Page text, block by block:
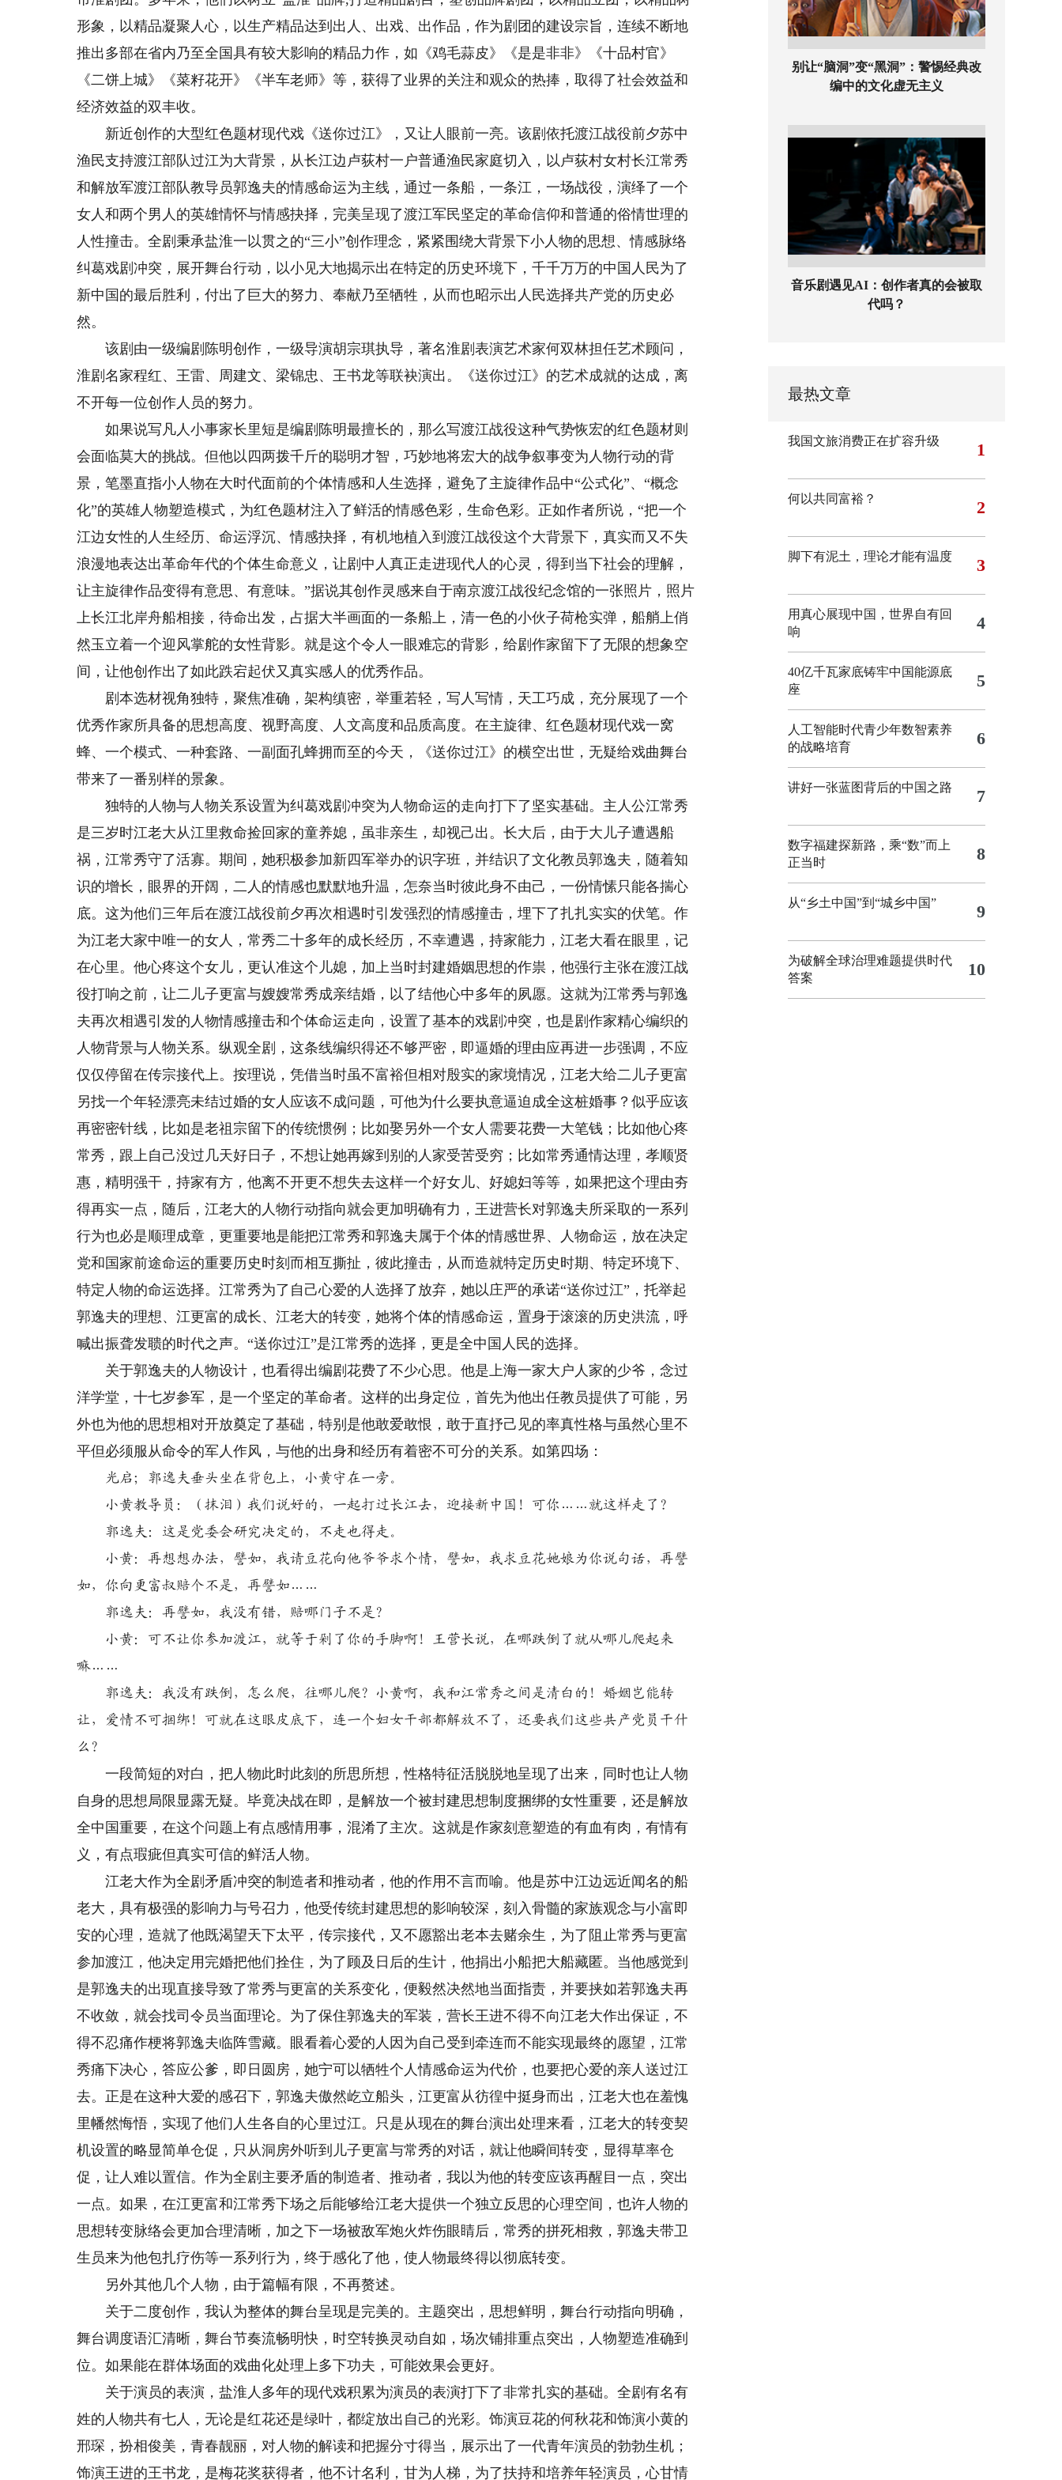
形象，以精品凝聚人心，以生产精品达到出人、出戏、出作品，作为剧团的建设宗旨，连续不断地
推出多部在省内乃至全国具有较大影响的精品力作，如《鸡毛蒜皮》《是是非非》《十品村官》
《二饼上城》《菜籽花开》《半车老师》等，获得了业界的关注和观众的热捧，取得了社会效益和
经济效益的双丰收。
新近创作的大型红色题材现代戏《送你过江》，又让人眼前一亮。该剧依托渡江战役前夕苏中
渔民支持渡江部队过江为大背景，从长江边卢荻村一户普通渔民家庭切入，以卢荻村女村长江常秀
和解放军渡江部队教导员郭逸夫的情感命运为主线，通过一条船，一条江，一场战役，演绎了一个
女人和两个男人的英雄情怀与情感抉择，完美呈现了渡江军民坚定的革命信仰和普通的俗情世理的
人性撞击。全剧秉承盐淮一以贯之的“三小”创作理念，紧紧围绕大背景下小人物的思想、情感脉络
纠葛戏剧冲突，展开舞台行动，以小见大地揭示出在特定的历史环境下，千千万万的中国人民为了
新中国的最后胜利，付出了巨大的努力、奉献乃至牺牲，从而也昭示出人民选择共产党的历史必
然。
该剧由一级编剧陈明创作，一级导演胡宗琪执导，著名淮剧表演艺术家何双林担任艺术顾问，
淮剧名家程红、王雷、周建文、梁锦忠、王书龙等联袂演出。《送你过江》的艺术成就的达成，离
不开每一位创作人员的努力。
如果说写凡人小事家长里短是编剧陈明最擅长的，那么写渡江战役这种气势恢宏的红色题材则
会面临莫大的挑战。但他以四两拨千斤的聪明才智，巧妙地将宏大的战争叙事变为人物行动的背
景，笔墨直指小人物在大时代面前的个体情感和人生选择，避免了主旋律作品中“公式化”、“概念
化”的英雄人物塑造模式，为红色题材注入了鲜活的情感色彩，生命色彩。正如作者所说，“把一个
江边女性的人生经历、命运浮沉、情感抉择，有机地植入到渡江战役这个大背景下，真实而又不失
浪漫地表达出革命年代的个体生命意义，让剧中人真正走进现代人的心灵，得到当下社会的理解，
让主旋律作品变得有意思、有意味。”据说其创作灵感来自于南京渡江战役纪念馆的一张照片，照片
上长江北岸舟船相接，待命出发，占据大半画面的一条船上，清一色的小伙子荷枪实弹，船艄上俏
然玉立着一个迎风掌舵的女性背影。就是这个令人一眼难忘的背影，给剧作家留下了无限的想象空
间，让他创作出了如此跌宕起伏又真实感人的优秀作品。
剧本选材视角独特，聚焦准确，架构缜密，举重若轻，写人写情，天工巧成，充分展现了一个
优秀作家所具备的思想高度、视野高度、人文高度和品质高度。在主旋律、红色题材现代戏一窝
蜂、一个模式、一种套路、一副面孔蜂拥而至的今天，《送你过江》的横空出世，无疑给戏曲舞台
带来了一番别样的景象。
独特的人物与人物关系设置为纠葛戏剧冲突为人物命运的走向打下了坚实基础。主人公江常秀
是三岁时江老大从江里救命捡回家的童养媳，虽非亲生，却视己出。长大后，由于大儿子遭遇船
祸，江常秀守了活寡。期间，她积极参加新四军举办的识字班，并结识了文化教员郭逸夫，随着知
识的增长，眼界的开阔，二人的情感也默默地升温，怎奈当时彼此身不由己，一份情愫只能各揣心
底。这为他们三年后在渡江战役前夕再次相遇时引发强烈的情感撞击，埋下了扎扎实实的伏笔。作
为江老大家中唯一的女人，常秀二十多年的成长经历，不幸遭遇，持家能力，江老大看在眼里，记
在心里。他心疼这个女儿，更认准这个儿媳，加上当时封建婚姻思想的作祟，他强行主张在渡江战
役打响之前，让二儿子更富与嫂嫂常秀成亲结婚，以了结他心中多年的夙愿。这就为江常秀与郭逸
夫再次相遇引发的人物情感撞击和个体命运走向，设置了基本的戏剧冲突，也是剧作家精心编织的
人物背景与人物关系。纵观全剧，这条线编织得还不够严密，即逼婚的理由应再进一步强调，不应
仅仅停留在传宗接代上。按理说，凭借当时虽不富裕但相对殷实的家境情况，江老大给二儿子更富
另找一个年轻漂亮未结过婚的女人应该不成问题，可他为什么要执意逼迫成全这桩婚事？似乎应该
再密密针线，比如是老祖宗留下的传统惯例；比如娶另外一个女人需要花费一大笔钱；比如他心疼
常秀，跟上自己没过几天好日子，不想让她再嫁到别的人家受苦受穷；比如常秀通情达理，孝顺贤
惠，精明强干，持家有方，他离不开更不想失去这样一个好女儿、好媳妇等等，如果把这个理由夯
得再实一点，随后，江老大的人物行动指向就会更加明确有力，王进营长对郭逸夫所采取的一系列
行为也必是顺理成章，更重要地是能把江常秀和郭逸夫属于个体的情感世界、人物命运，放在决定
党和国家前途命运的重要历史时刻而相互撕扯，彼此撞击，从而造就特定历史时期、特定环境下、
特定人物的命运选择。江常秀为了自己心爱的人选择了放弃，她以庄严的承诺“送你过江”，托举起
郭逸夫的理想、江更富的成长、江老大的转变，她将个体的情感命运，置身于滚滚的历史洪流，呼
喊出振聋发聩的时代之声。“送你过江”是江常秀的选择，更是全中国人民的选择。
关于郭逸夫的人物设计，也看得出编剧花费了不少心思。他是上海一家大户人家的少爷，念过
洋学堂，十七岁参军，是一个坚定的革命者。这样的出身定位，首先为他出任教员提供了可能，另
外也为他的思想相对开放奠定了基础，特别是他敢爱敢恨，敢于直抒己见的率真性格与虽然心里不
平但必须服从命令的军人作风，与他的出身和经历有着密不可分的关系。如第四场：
光启；郭逸夫垂头坐在背包上，小黄守在一旁。
小黄教导员：（抹泪）我们说好的，一起打过长江去，迎接新中国！可你……就这样走了？
郭逸夫：这是党委会研究决定的，不走也得走。
小黄：再想想办法，譬如，我请豆花向他爷爷求个情，譬如，我求豆花她娘为你说句话，再譬
如，你向更富叔赔个不是，再譬如……
郭逸夫：再譬如，我没有错，赔哪门子不是？
小黄：可不让你参加渡江，就等于剁了你的手脚啊！王营长说，在哪跌倒了就从哪儿爬起来
嘛……
郭逸夫：我没有跌倒，怎么爬，往哪儿爬？小黄啊，我和江常秀之间是清白的！婚姻岂能转
让，爱情不可捆绑！可就在这眼皮底下，连一个妇女干部都解放不了，还要我们这些共产党员干什
么？
一段简短的对白，把人物此时此刻的所思所想，性格特征活脱脱地呈现了出来，同时也让人物
自身的思想局限显露无疑。毕竟决战在即，是解放一个被封建思想制度捆绑的女性重要，还是解放
全中国重要，在这个问题上有点感情用事，混淆了主次。这就是作家刻意塑造的有血有肉，有情有
义，有点瑕疵但真实可信的鲜活人物。
江老大作为全剧矛盾冲突的制造者和推动者，他的作用不言而喻。他是苏中江边远近闻名的船
老大，具有极强的影响力与号召力，他受传统封建思想的影响较深，刻入骨髓的家族观念与小富即
安的心理，造就了他既渴望天下太平，传宗接代，又不愿豁出老本去赌余生，为了阻止常秀与更富
参加渡江，他决定用完婚把他们拴住，为了顾及日后的生计，他捐出小船把大船藏匿。当他感觉到
是郭逸夫的出现直接导致了常秀与更富的关系变化，便毅然决然地当面指责，并要挟如若郭逸夫再
不收敛，就会找司令员当面理论。为了保住郭逸夫的军装，营长王进不得不向江老大作出保证，不
得不忍痛作梗将郭逸夫临阵雪藏。眼看着心爱的人因为自己受到牵连而不能实现最终的愿望，江常
秀痛下决心，答应公爹，即日圆房，她宁可以牺牲个人情感命运为代价，也要把心爱的亲人送过江
去。正是在这种大爱的感召下，郭逸夫傲然屹立船头，江更富从彷徨中挺身而出，江老大也在羞愧
里幡然悔悟，实现了他们人生各自的心里过江。只是从现在的舞台演出处理来看，江老大的转变契
机设置的略显简单仓促，只从洞房外听到儿子更富与常秀的对话，就让他瞬间转变，显得草率仓
促，让人难以置信。作为全剧主要矛盾的制造者、推动者，我以为他的转变应该再醒目一点，突出
一点。如果，在江更富和江常秀下场之后能够给江老大提供一个独立反思的心理空间，也许人物的
思想转变脉络会更加合理清晰，加之下一场被敌军炮火炸伤眼睛后，常秀的拼死相救，郭逸夫带卫
生员来为他包扎疗伤等一系列行为，终于感化了他，使人物最终得以彻底转变。
另外其他几个人物，由于篇幅有限，不再赘述。
关于二度创作，我认为整体的舞台呈现是完美的。主题突出，思想鲜明，舞台行动指向明确，
舞台调度语汇清晰，舞台节奏流畅明快，时空转换灵动自如，场次铺排重点突出，人物塑造准确到
位。如果能在群体场面的戏曲化处理上多下功夫，可能效果会更好。
关于演员的表演，盐淮人多年的现代戏积累为演员的表演打下了非常扎实的基础。全剧有名有
姓的人物共有七人，无论是红花还是绿叶，都绽放出自己的光彩。饰演豆花的何秋花和饰演小黄的
邢琛，扮相俊美，青春靓丽，对人物的解读和把握分寸得当，展示出了一代青年演员的勃勃生机；
饰演王进的王书龙，是梅花奖获得者，他不计名利，甘为人梯，为了扶持和培养年轻演员，心甘情
别让“脑洞”变“黑洞”：警惕经典改
编中的文化虚无主义
音乐剧遇见AI：创作者真的会被取
代吗？
最热文章
我国文旅消费正在扩容升级 1
何以共同富裕？ 2
脚下有泥土，理论才能有温度 3
用真心展现中国，世界自有回
响
4
40亿千瓦家底铸牢中国能源底
座
5
人工智能时代青少年数智素养
的战略培育
6
讲好一张蓝图背后的中国之路 7
数字福建探新路，乘“数”而上
正当时
8
从“乡土中国”到“城乡中国” 9
为破解全球治理难题提供时代
答案
10